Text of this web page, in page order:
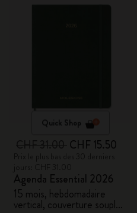
Quick Shop
CHF 15.50
Agenda Essential 2026
15 mois, hebdomadaire
vertical, couverture souple,